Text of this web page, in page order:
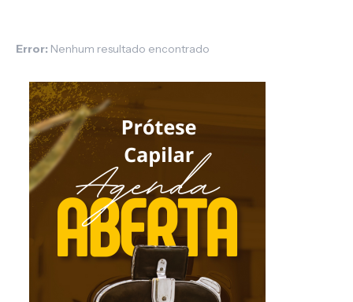
Error: Nenhum resultado encontrado